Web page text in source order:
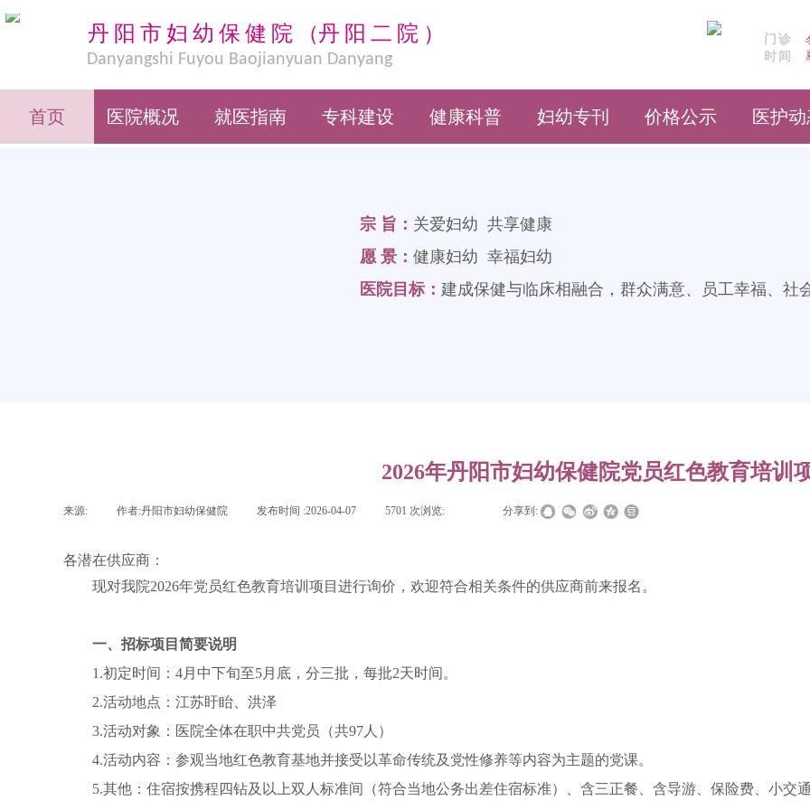
首页 医院概况 就医指南 专科建设 健康科普 妇幼专刊 价格公示 医护动
丹阳市妇幼保健院 （丹阳二院 ）
宗 旨： 关爱妇幼 共享健康
愿 景： 健康妇幼 幸福妇幼
医院目标： 建成保健与临床相融合，群众满意、员工幸福、社
Danyangshi Fuyou Baojianyuan Danyang
Eryuan
门诊
时间
2026年丹阳市妇幼保健院党员红色教育培训
来源: 作者:丹阳市妇幼保健院 发布时间 :2026-04-07 5701 次浏览: 分享到:
各潜在供应商：
现对我院2026年党员红色教育培训项目进行询价，欢迎符合相关条件的供应商前来报名。
一、招标项目简要说明
1.初定时间：4月中下旬至5月底，分三批，每批2天时间。
2.活动地点：江苏盱眙、洪泽
3.活动对象：医院全体在职中共党员（共97人）
4.活动内容：参观当地红色教育基地并接受以革命传统及党性修养等内容为主题的党课。
5.其他：住宿按携程四钻及以上双人标准间（符合当地公务出差住宿标准）、含三正餐、含导游、保险费、小交通